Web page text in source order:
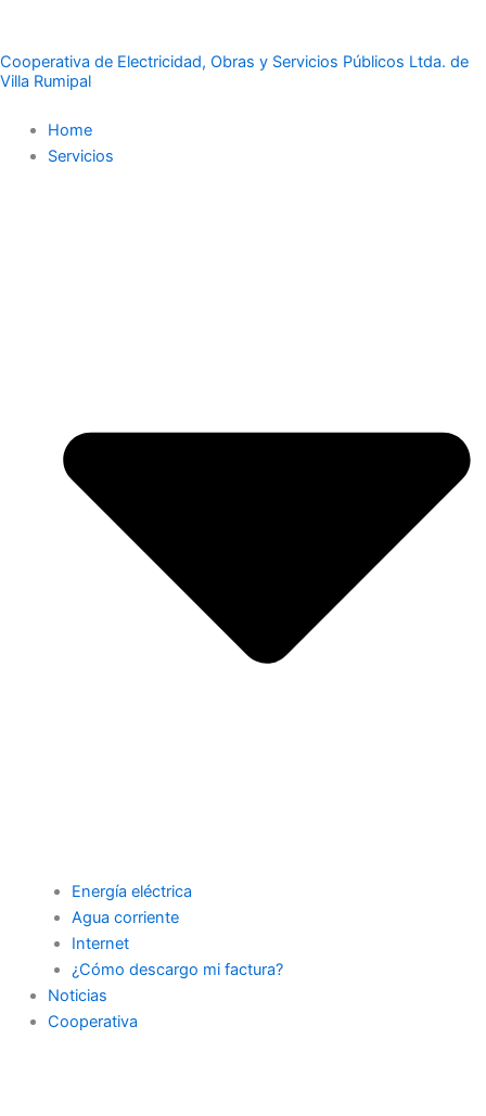
contenido
Cooperativa de Electricidad, Obras y Servicios Públicos Ltda. de
Villa Rumipal
Home
Servicios
Energía eléctrica
Agua corriente
Internet
¿Cómo descargo mi factura?
Noticias
Cooperativa